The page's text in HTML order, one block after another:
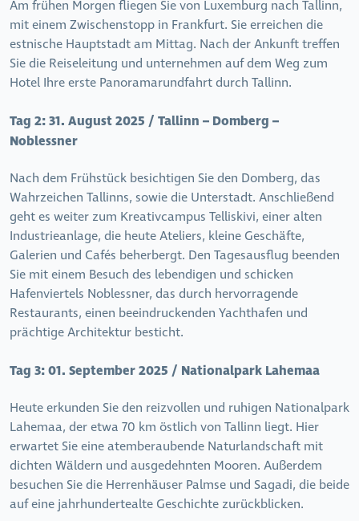
Am frühen Morgen fliegen Sie von Luxemburg nach Tallinn,
mit einem Zwischenstopp in Frankfurt. Sie erreichen die
estnische Hauptstadt am Mittag. Nach der Ankunft treffen
Sie die Reiseleitung und unternehmen auf dem Weg zum
Hotel Ihre erste Panoramarundfahrt durch Tallinn.
Tag 2:31. August 2025 / Tallinn – Domberg –
Noblessner
Nach dem Frühstück besichtigen Sie den Domberg, das
Wahrzeichen Tallinns, sowie die Unterstadt. Anschließend
geht es weiter zum Kreativcampus Telliskivi, einer alten
Industrieanlage, die heute Ateliers, kleine Geschäfte,
Galerien und Cafés beherbergt. Den Tagesausflug beenden
Sie mit einem Besuch des lebendigen und schicken
Hafenviertels Noblessner, das durch hervorragende
Restaurants, einen beeindruckenden Yachthafen und
prächtige Architektur besticht.
Tag 3:01. September 2025 / Nationalpark Lahemaa
Heute erkunden Sie den reizvollen und ruhigen Nationalpark
Lahemaa, der etwa 70 km östlich von Tallinn liegt. Hier
erwartet Sie eine atemberaubende Naturlandschaft mit
dichten Wäldern und ausgedehnten Mooren. Außerdem
besuchen Sie die Herrenhäuser Palmse und Sagadi, die beide
auf eine jahrhundertealte Geschichte zurückblicken.